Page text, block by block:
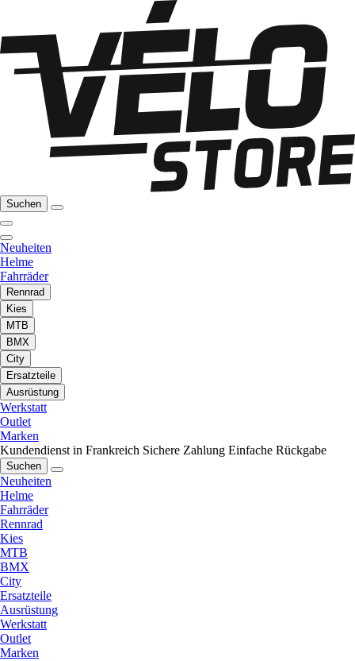
Suchen
Neuheiten
Helme
Fahrräder
Rennrad
Kies
MTB
BMX
City
Ersatzteile
Ausrüstung
Werkstatt
Outlet
Marken
Kundendienst in Frankreich Sichere Zahlung Einfache Rückgabe
Suchen
Neuheiten
Helme
Fahrräder
Rennrad
Kies
MTB
BMX
City
Ersatzteile
Ausrüstung
Werkstatt
Outlet
Marken